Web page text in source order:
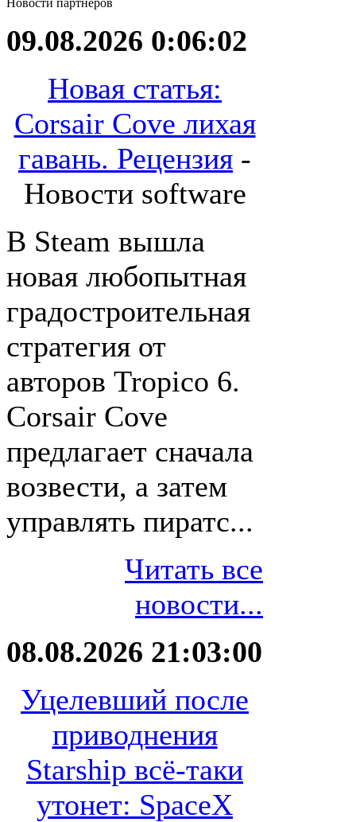
Новости партнёров
09.08.2026 0:06:02
Новая статья:
Corsair Cove лихая
гавань. Рецензия -
Новости software
В Steam вышла
новая любопытная
градостроительная
стратегия от
авторов Tropico 6.
Corsair Cove
предлагает сначала
возвести, а затем
управлять пиратс...
Читать все
новости...
08.08.2026 21:03:00
Уцелевший после
приводнения
Starship всё-таки
утонет: SpaceX